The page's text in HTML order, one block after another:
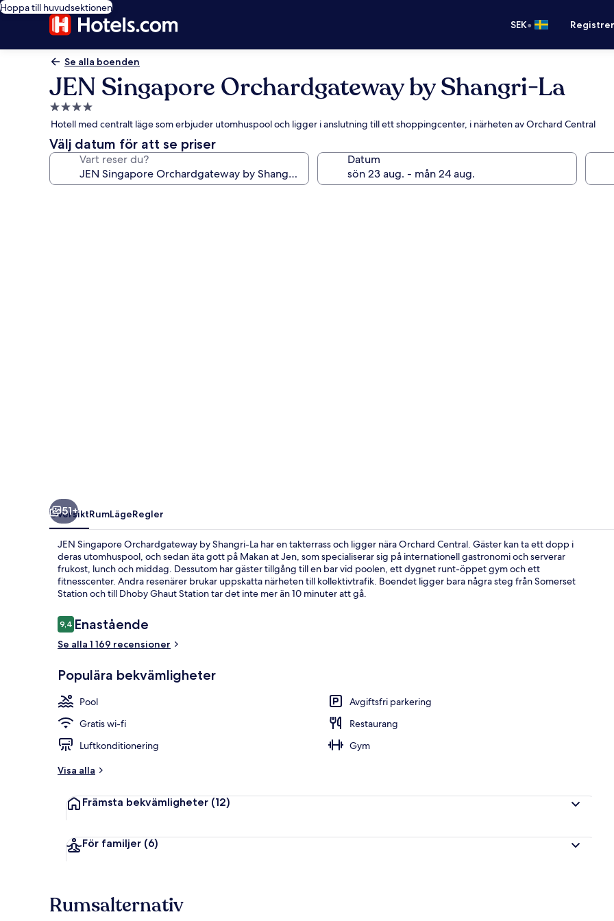
Hoppa till huvudsektionen
SEK•
Se alla boenden
JEN Singapore Orchardgateway by Shangri-La
4.0-
stjärnigt
boende
Hotell med centralt läge som erbjuder utomhuspool och ligger i anslutning till ett shoppingcenter, i närheten av Orchard Central
Välj datum för att se priser
Vart reser du? Datum
51+
ÖversiktRumLägeRegler
JEN Singapore Orchardgateway by Shangri-La har en takterrass och ligger nära Orchard Central. Gäster kan ta ett dopp i
deras utomhuspool, och sedan äta gott på Makan at Jen, som specialiserar sig på internationell gastronomi och serverar
frukost, lunch och middag. Dessutom har gäster tillgång till en bar vid poolen, ett dygnet runt-öppet gym och ett
fitnesscenter. Andra resenärer brukar uppskatta närheten till kollektivtrafik. Boendet ligger bara några steg från Somerset
Station och till Dhoby Ghaut Station tar det inte mer än 10 minuter att gå.
Recensioner
9,49,4 av 10,
Enastående
Se alla 1 169 recensioner
Populära bekvämligheter
Pool
Avgiftsfri parkering
Gratis wi-fi
Restaurang
Luftkonditionering
Gym
Visa alla
Främsta bekvämligheter (12)
För familjer (6)
Rumsalternativ